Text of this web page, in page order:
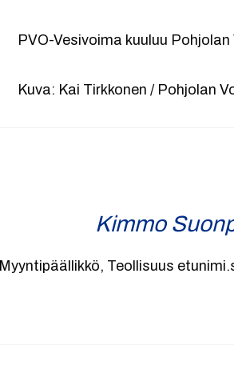
PVO-Vesivoima kuuluu
Kuva: Kai Tirkkonen / Pohjolan
Kimmo
Myyntipäällikkö, Teollisuus